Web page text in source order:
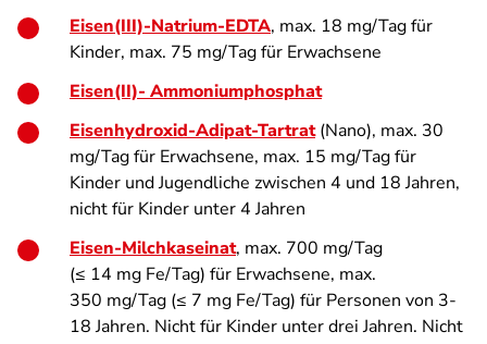
Eisen(III)-Natrium-EDTA, max. 18 mg/Tag für
Kinder, max. 75 mg/Tag für Erwachsene
Eisen(II)- Ammoniumphosphat
Eisenhydroxid-Adipat-Tartrat(Nano), max. 30
mg/Tag für Erwachsene, max. 15 mg/Tag für
Kinder und Jugendliche zwischen 4 und 18 Jahren,
nicht für Kinder unter 4 Jahren
Eisen-Milchkaseinat, max. 700 mg/Tag
(≤ 14 mg Fe/Tag) für Erwachsene, max.
350 mg/Tag (≤ 7 mg Fe/Tag) für Personen von 3-
18 Jahren. Nicht für Kinder unter drei Jahren. Nicht